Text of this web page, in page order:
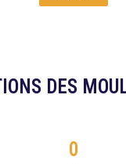
DES
0